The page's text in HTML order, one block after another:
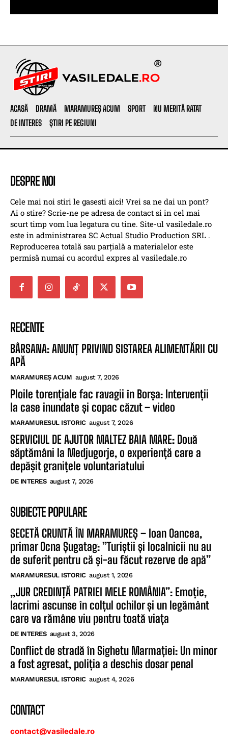
ACASĂ DRAMĂ MARAMUREȘ ACUM SPORT
NU MERITĂ RATAT
DE INTERES
ȘTIRI PE REGIUNI
DESPRE NOI
Cele mai noi stiri le gasesti aici! Vrei sa ne dai un pont?
Ai o stire? Scrie-ne pe adresa de contact si in cel mai
scurt timp vom lua legatura cu tine. Site-ul vasiledale.ro
este in administrarea SC Actual Studio Production SRL .
Reproducerea totală sau parțială a materialelor este
permisă numai cu acordul expres al vasiledale.ro
RECENTE
BÂRSANA: ANUNȚ PRIVIND SISTAREA ALIMENTĂRII CU
APĂ
MARAMUREȘ ACUM august 7, 2026
Ploile torențiale fac ravagii în Borșa: Intervenții
la case inundate și copac căzut – video
MARAMURESUL ISTORIC august 7, 2026
SERVICIUL DE AJUTOR MALTEZ BAIA MARE: Două
săptămâni la Medjugorje, o experiență care a
depășit granițele voluntariatului
DE INTERES august 7, 2026
SUBIECTE POPULARE
SECETĂ CRUNTĂ ÎN MARAMUREȘ – Ioan Oancea,
primar Ocna Șugatag: ”Turiștii și localnicii nu au
de suferit pentru că și-au făcut rezerve de apă”
MARAMURESUL ISTORIC august 1, 2026
„JUR CREDINȚĂ PATRIEI MELE ROMÂNIA”: Emoție,
lacrimi ascunse în colțul ochilor și un legământ
care va rămâne viu pentru toată viața
DE INTERES august 3, 2026
Conflict de stradă în Sighetu Marmației: Un minor
a fost agresat, poliția a deschis dosar penal
MARAMURESUL ISTORIC august 4, 2026
CONTACT
contact@vasiledale.ro